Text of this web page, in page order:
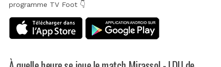
programme TV Foot 👇